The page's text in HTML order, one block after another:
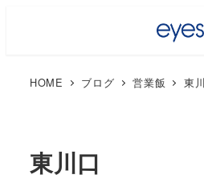
HOME ブログ 営業飯 東
東川口